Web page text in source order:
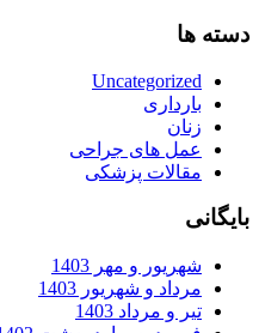
دسته ها
Uncategorized
بارداری
زنان
عمل های جراحی
مقالات پزشکی
بایگانی
شهریور و مهر 1403
مرداد و شهریور 1403
تیر و مرداد 1403